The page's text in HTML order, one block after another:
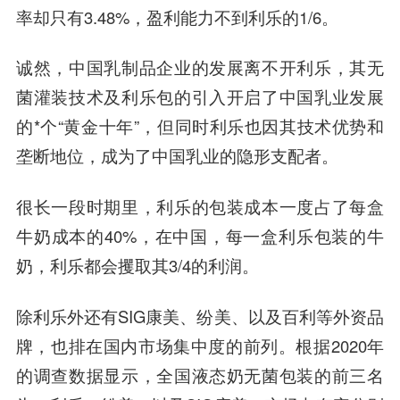
率却只有3.48%，盈利能力不到利乐的1/6。
诚然，中国乳制品企业的发展离不开利乐，其无
菌灌装技术及利乐包的引入开启了中国乳业发展
的*个“黄金十年”，但同时利乐也因其技术优势和
垄断地位，成为了中国乳业的隐形支配者。
很长一段时期里，利乐的包装成本一度占了每盒
牛奶成本的40%，在中国，每一盒利乐包装的牛
奶，利乐都会攫取其3/4的利润。
除利乐外还有SIG康美、纷美、以及百利等外资品
牌，也排在国内市场集中度的前列。根据2020年
的调查数据显示，全国液态奶无菌包装的前三名